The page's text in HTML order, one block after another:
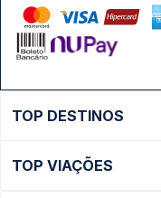
TOP DESTINOS
Ônibus São Paulo
TOP VIAÇÕES